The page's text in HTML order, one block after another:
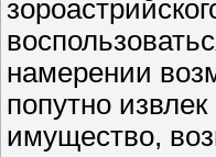
намерении
попутно
имущество,